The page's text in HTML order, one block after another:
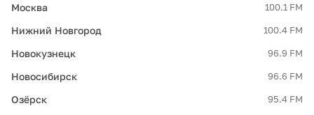
Москва 100.1 FM
Нижний Новгород 100.4 FM
Новокузнецк 96.9 FM
Новосибирск 96.6 FM
Озёрск 95.4 FM